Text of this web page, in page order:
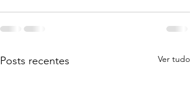
Posts recentes Ver tudo